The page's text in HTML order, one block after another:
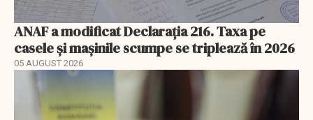
ANAF a modificat Declarația 216. Taxa pe
casele și mașinile scumpe se triplează în 2026
05 AUGUST 2026